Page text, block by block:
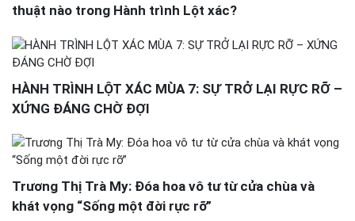
thuật nào trong Hành trình Lột xác?
HÀNH TRÌNH LỘT XÁC MÙA 7: SỰ TRỞ LẠI RỰC RỠ –
XỨNG ĐÁNG CHỜ ĐỢI
Trương Thị Trà My: Đóa hoa vô tư từ cửa chùa và
khát vọng “Sống một đời rực rỡ”